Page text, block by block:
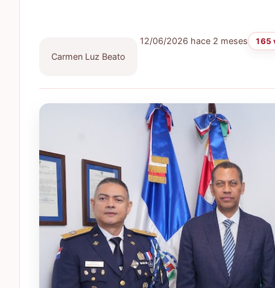
Carmen Luz Beato
12/06/2026 hace 2 meses 165